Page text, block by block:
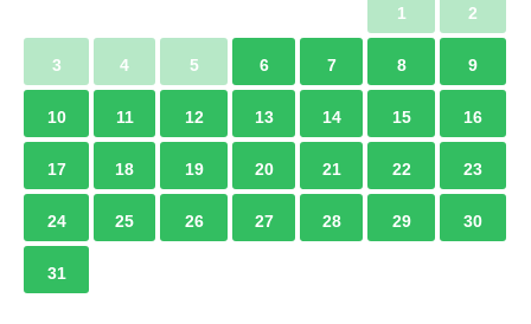
1 2
3 4 5 6 7 8 9
10 11 12 13 14 15 16
17 18 19 20 21 22 23
24 25 26 27 28 29 30
31